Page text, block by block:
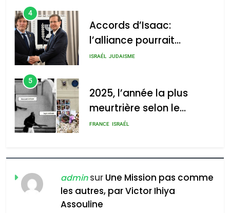
4
Accords d’Isaac:
l’alliance pourrait
s’étendre à 13 pays
ISRAÉL JUDAISME
5
2025, l’année la plus
meurtrière selon le
rapport d’ADL contre
FRANCE ISRAÉL
FIÈRE, DIGNE ET RÉSILIENTE :
POURQUOI JE REVENDIQUE
MA JUDAÏTE par Thérèse
Zrihen-Dvir
ISRAÉL JUDAISME
adminsur Une Mission pas comme
les autres, par Victor Ihiya
Assouline